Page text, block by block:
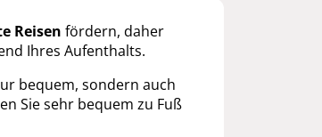
Reisen fördern, daher
Ihres Aufenthalts.
bequem, sondern auch
Sie sehr bequem zu Fuß